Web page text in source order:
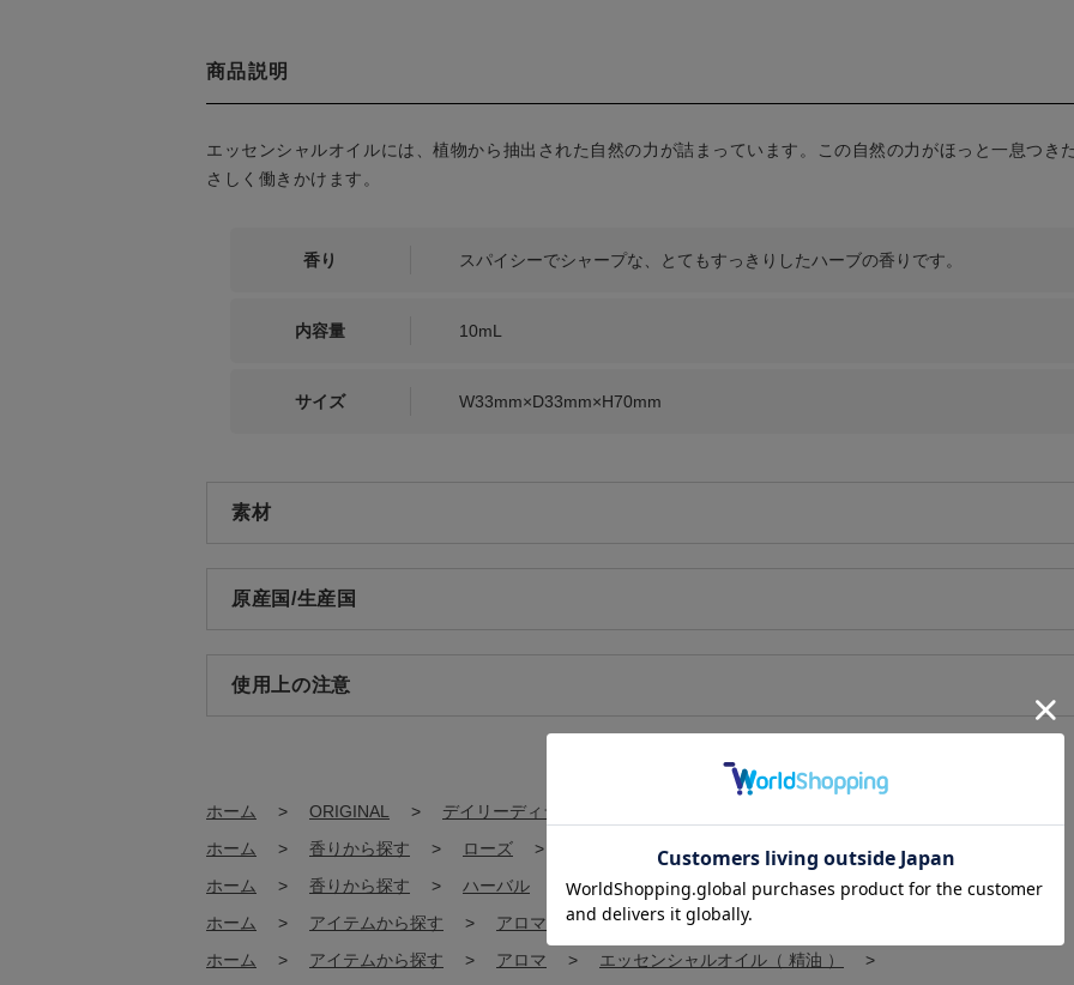
商品説明
エッセンシャルオイルには、植物から抽出された自然の力が詰まっています。この自然の力がほっと一息つき
さしく働きかけます。
香り スパイシーでシャープな、とてもすっきりしたハーブの香りです。
内容量 10mL
サイズ W33mm×D33mm×H70mm
素材
原産国/生産国
使用上の注意
ホーム > ORIGINAL > デイリーディライト
ホーム
> 香りから探す > ローズ
>
ホーム
> 香りから探す > ハーバル
ホーム
> アイテムから探す > アロマ
>
ホーム
> アイテムから探す > アロマ > エッセンシャルオイル（ 精油 ）
>